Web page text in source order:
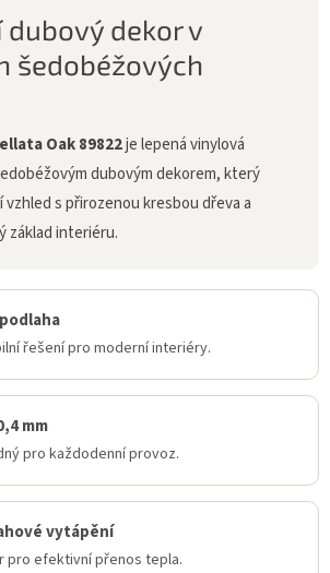
dekor v
šedobéžových
Oak 89822je lepená vinylová
dubovým dekorem, který
s přirozenou kresbou dřeva a
základ interiéru.
řešení pro moderní interiéry.
mm
pro každodenní provoz.
vytápění
pro efektivní přenos tepla.